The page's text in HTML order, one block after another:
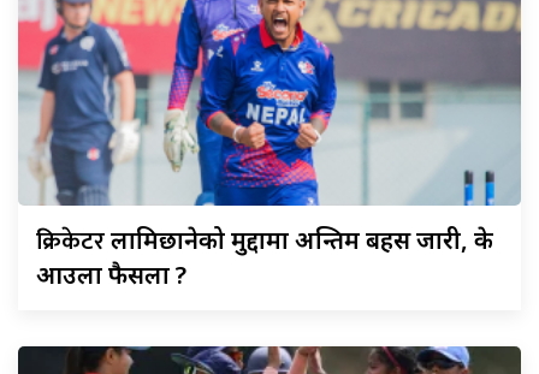
क्रिकेटरलामिछानेको मुद्दामा अन्तिम बहस जारी, के
आउला फैसला ?